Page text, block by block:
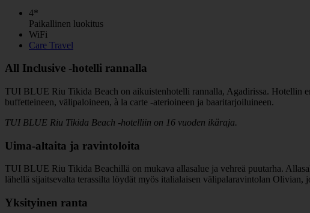
4*
Paikallinen luokitus
WiFi
Care Travel
All Inclusive -hotelli rannalla
TUI BLUE Riu Tikida Beach on aikuistenhotelli rannalla, Agadirissa. Hotellin
buffetteineen, välipaloineen, à la carte -aterioineen ja baaritarjoiluineen.
TUI BLUE Riu Tikida Beach -hotelliin on 16 vuoden ikäraja.
Uima-altaita ja ravintoloita
TUI BLUE Riu Tikida Beachillä on mukava allasalue ja vehreä puutarha.
lähellä sijaitsevalta terassilta löydät myös italialaisen välipalaravintolan Olivian,
Yksityinen ranta